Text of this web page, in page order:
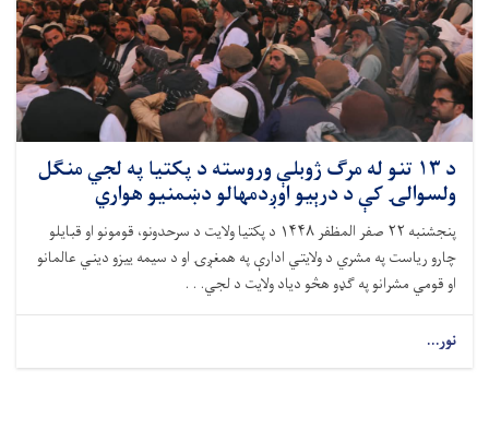
د ۱۳ تنو له مرګ ژوبلې وروسته د پکتیا په لجي منګل
ولسوالۍ کې د درېیو اوږدمهالو دښمنیو هواري
پنجشنبه ۲۲ صفر المظفر ۱۴۴۸ د پکتیا ولایت د سرحدونو، قومونو او قبایلو
چارو ریاست په مشري د ولايتي ادارې په همغږۍ او د سیمه ييزو ديني عالمانو
او قومي مشرانو په ګډو هڅو دياد ولايت د لجي. . .
نور...